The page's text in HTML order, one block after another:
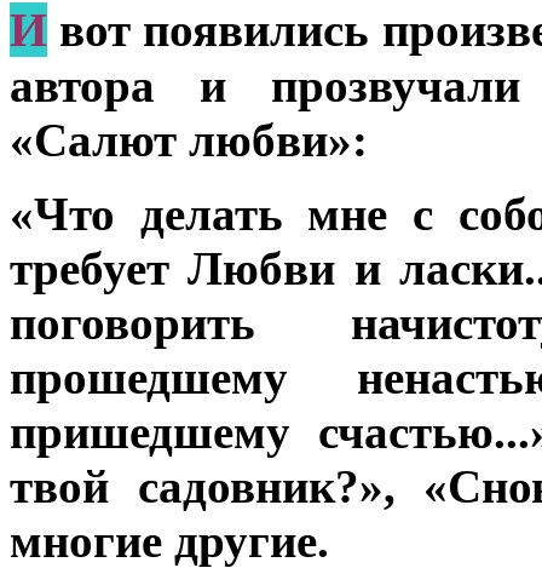
И вот появились
автора и
«Салют любви»:
«Что делать мне с
требует Любви и
поговорить
прошедшему
пришедшему
твой садовник?»,
многие другие.